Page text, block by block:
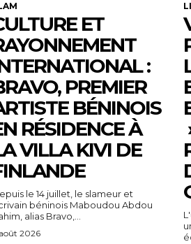
ET
:
PREMIER
BÉNINOIS
RÉSIDENCE À
VILLA KIVI DE
le 14 juillet, le slameur et
béninois Maboudou Abdou
alias Bravo,...
2026